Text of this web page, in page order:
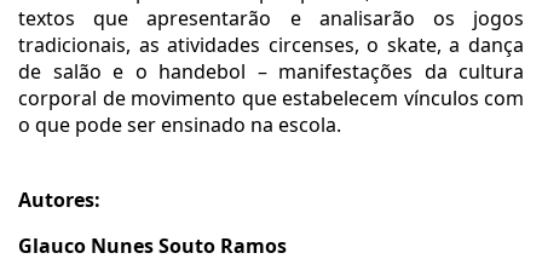
textos que apresentarão e analisarão os jogos
tradicionais, as atividades circenses, o skate, a dança
de salão e o handebol – manifestações da cultura
corporal de movimento que estabelecem vínculos com
o que pode ser ensinado na escola.
Autores:
Glauco Nunes Souto Ramos